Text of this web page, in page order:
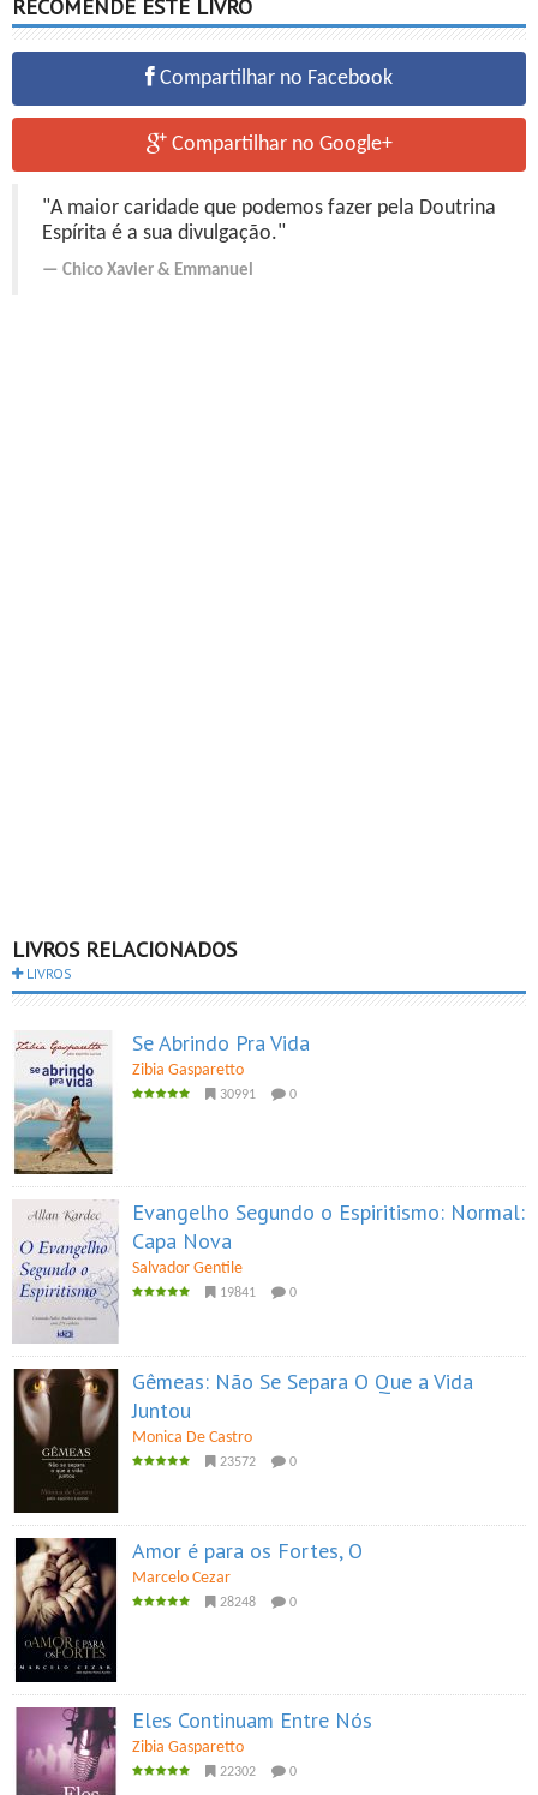
RECOMENDE ESTE LIVRO
Compartilhar no Facebook
Compartilhar no Google+
"A maior caridade que podemos fazer pela Doutrina
Espírita é a sua divulgação."
Chico Xavier & Emmanuel
LIVROS RELACIONADOS
LIVROS
Se Abrindo Pra Vida
Zibia Gasparetto
30991 0
Evangelho Segundo o Espiritismo: Normal:
Capa Nova
Salvador Gentile
19841 0
Gêmeas: Não Se Separa O Que a Vida
Juntou
Monica De Castro
23572 0
Amor é para os Fortes, O
Marcelo Cezar
28248 0
Eles Continuam Entre Nós
Zibia Gasparetto
22302 0